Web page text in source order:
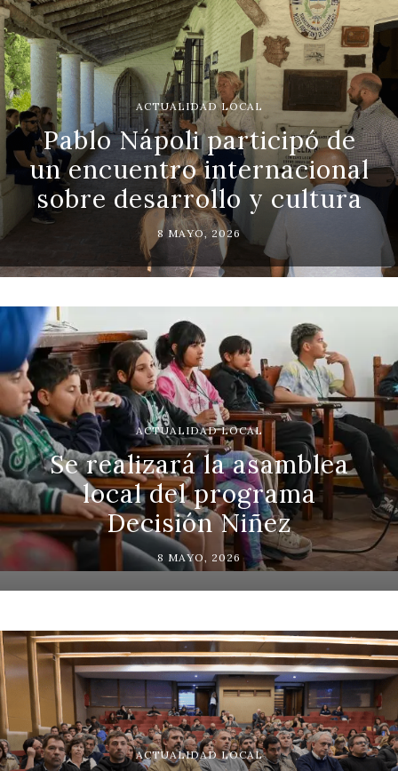
ACTUALIDAD LOCAL
Pablo Nápoli participó de
un encuentro internacional
sobre desarrollo y cultura
8 MAYO, 2026
ACTUALIDAD LOCAL
Se realizará la asamblea
local del programa
Decisión Niñez
8 MAYO, 2026
ACTUALIDAD LOCAL